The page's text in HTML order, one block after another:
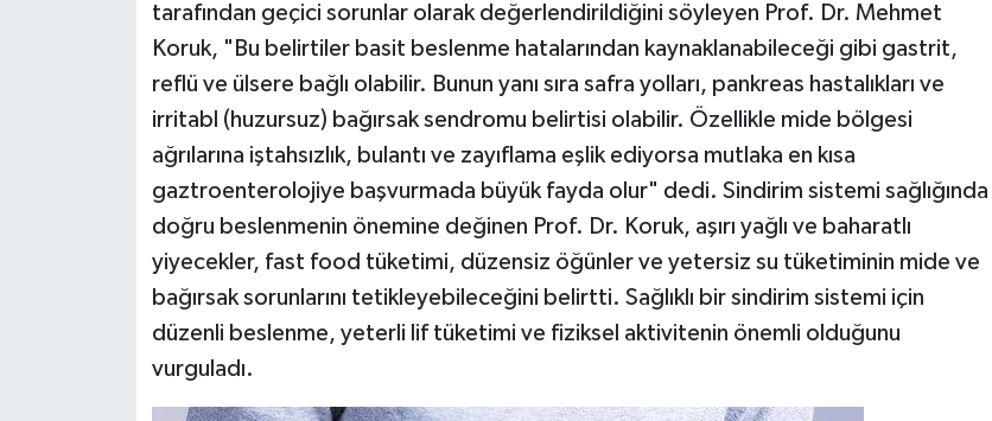
tarafından geçici sorunlar olarak değerlendirildiğini söyleyen Prof. Dr. Mehmet
Koruk, "Bu belirtiler basit beslenme hatalarından kaynaklanabileceği gibi gastrit,
reflü ve ülsere bağlı olabilir. Bunun yanı sıra safra yolları, pankreas hastalıkları ve
irritabl (huzursuz) bağırsak sendromu belirtisi olabilir. Özellikle mide bölgesi
ağrılarına iştahsızlık, bulantı ve zayıflama eşlik ediyorsa mutlaka en kısa
gaztroenterolojiye başvurmada büyük fayda olur" dedi. Sindirim sistemi sağlığında
doğru beslenmenin önemine değinen Prof. Dr. Koruk, aşırı yağlı ve baharatlı
yiyecekler, fast food tüketimi, düzensiz öğünler ve yetersiz su tüketiminin mide ve
bağırsak sorunlarını tetikleyebileceğini belirtti. Sağlıklı bir sindirim sistemi için
düzenli beslenme, yeterli lif tüketimi ve fiziksel aktivitenin önemli olduğunu
vurguladı.